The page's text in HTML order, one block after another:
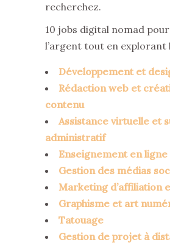
recherchez.
10 jobs digital nomad
l’argent tout en explorant
Développement et
Rédaction web et
contenu
Assistance virtuelle et
administratif
Enseignement en ligne
Gestion des médias
Marketing d’affiliation
Graphisme et art
Tatouage
Gestion de projet à